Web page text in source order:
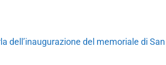
dell’inaugurazione del memoriale di